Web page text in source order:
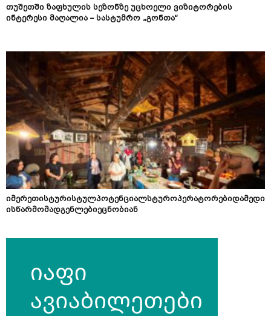
თუშეთში ზაფხულის სეზონზე უცხოელი ვიზიტორების
ინტერესი მაღალია – სასტუმრო „გონთა“
იმერეთისტურისტულპოტენციალსტუროპერატორებიდამედი
ისწარმომადგენლებიეცნობიან